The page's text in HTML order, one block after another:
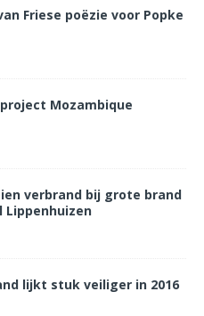
Friese poëzie voor Popke
Mozambique
verbrand bij grote brand
Lippenhuizen
lijkt stuk veiliger in 2016